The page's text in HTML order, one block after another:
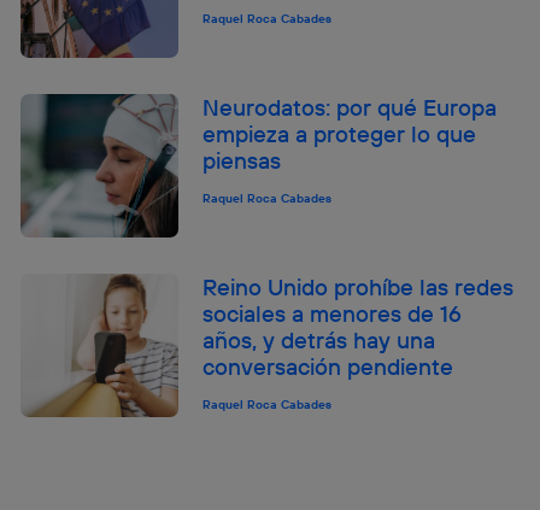
Raquel Roca Cabades
Neurodatos: por qué Europa
empieza a proteger lo que
piensas
Raquel Roca Cabades
Reino Unido prohíbe las redes
sociales a menores de 16
años, y detrás hay una
conversación pendiente
Raquel Roca Cabades